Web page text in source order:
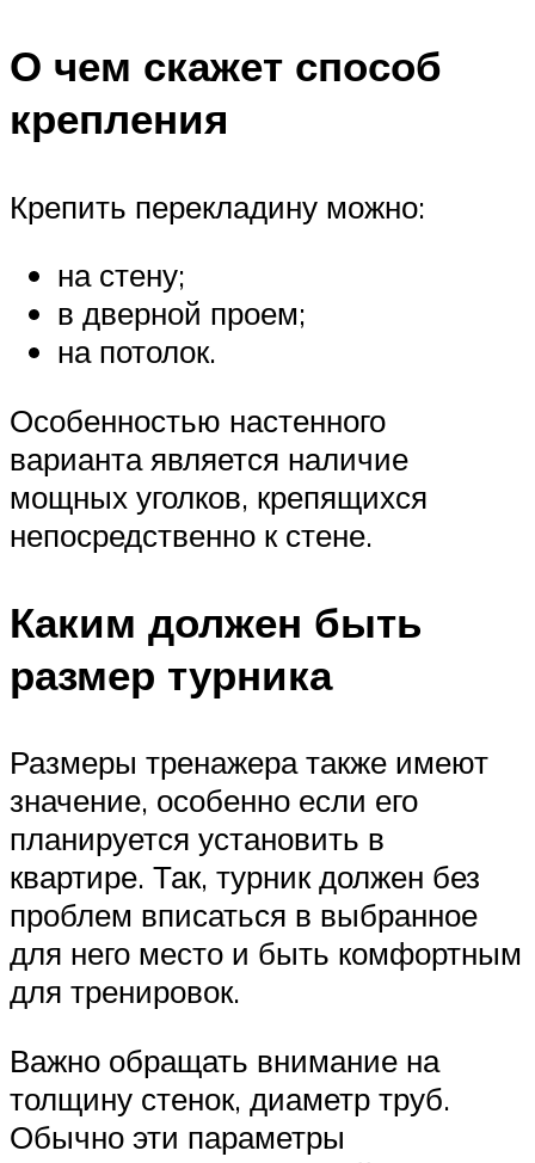
О чем скажет способ
крепления
Крепить перекладину можно:
на стену;
в дверной проем;
на потолок.
Особенностью настенного
варианта является наличие
мощных уголков, крепящихся
непосредственно к стене.
Каким должен быть
размер турника
Размеры тренажера также имеют
значение, особенно если его
планируется установить в
квартире. Так, турник должен без
проблем вписаться в выбранное
для него место и быть комфортным
для тренировок.
Важно обращать внимание на
толщину стенок, диаметр труб.
Обычно эти параметры